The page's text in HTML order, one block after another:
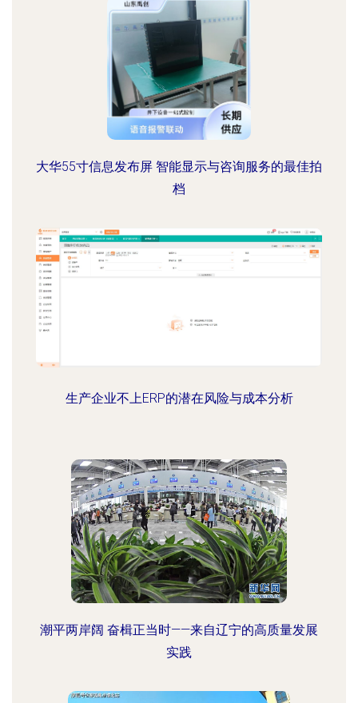
大华55寸信息发布屏 智能显示与咨询服务的最佳拍
档
生产企业不上ERP的潜在风险与成本分析
潮平两岸阔 奋楫正当时——来自辽宁的高质量发展
实践